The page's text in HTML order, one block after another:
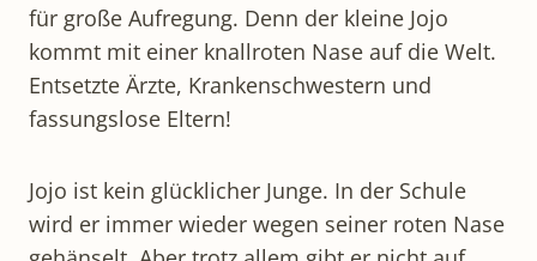
für große Aufregung. Denn der kleine Jojo
kommt mit einer knallroten Nase auf die Welt.
Entsetzte Ärzte, Krankenschwestern und
fassungslose Eltern!
Jojo ist kein glücklicher Junge. In der Schule
wird er immer wieder wegen seiner roten Nase